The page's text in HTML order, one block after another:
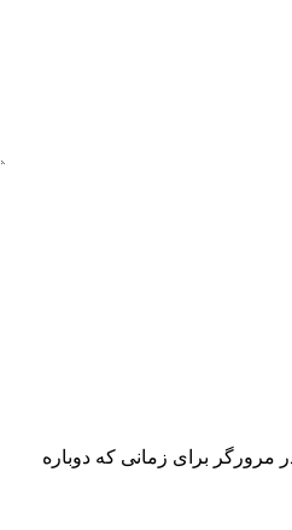
مرورگر برای زمانی که دوباره